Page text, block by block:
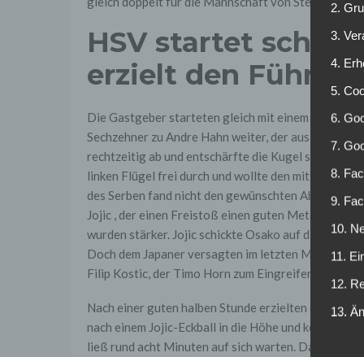
HSV startet
erzielt den
Die Gastgeber starteten gleich mit einem
Sechzehner zu Andre Hahn weiter, der aus der
rechtzeitig ab und entschärfte die Kugel so (1.).
linken Flügel frei durch und wollte den
des Serben fand nicht den gewünschten Abnehmer
Jojic , der einen Freistoß einen guten Meter über
wurden stärker. Jojic schickte Osako auf die Reise,
Doch dem Japaner versagten im letzten Moment
Filip Kostic, der Timo Horn zum Eingreifen zwang
Nach einer guten halben Stunde erzielten die
nach einem Jojic-Eckball in die Höhe und köpfte
ließ rund acht Minuten auf sich warten. Dann war
2.
3.
4.
5.
6.
7.
8.
9.
10.
11.
12.
13.